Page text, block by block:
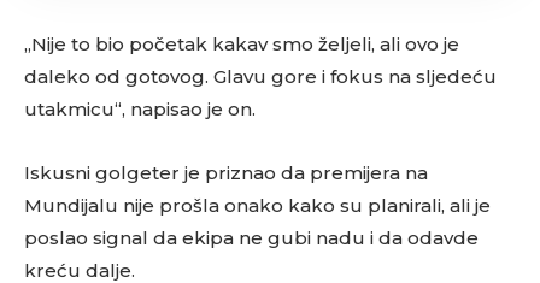
„Nije to bio početak kakav smo željeli, ali ovo je
daleko od gotovog. Glavu gore i fokus na sljedeću
utakmicu“, napisao je on.
Iskusni golgeter je priznao da premijera na
Mundijalu nije prošla onako kako su planirali, ali je
poslao signal da ekipa ne gubi nadu i da odavde
kreću dalje.